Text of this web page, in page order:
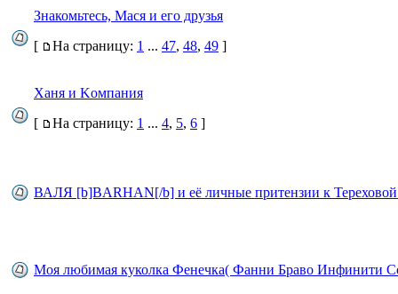
Знакомьтесь, Мася и его друзья
[
На страницу: 1 ... 47, 48, 49 ]
Ханя и Koмпания
[
На страницу: 1 ... 4, 5, 6 ]
ВАЛЯ [b]BARHAN[/b] и её личные притензии к
Моя любимая куколка Фенечка( Фанни Браво Инфинити